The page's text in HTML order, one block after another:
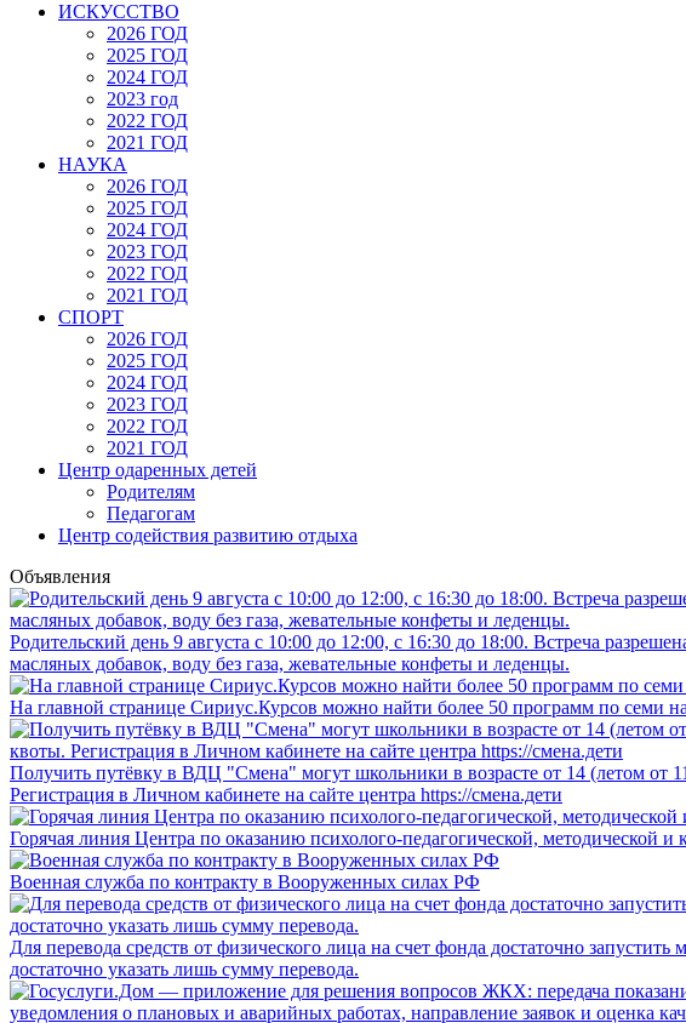
ИСКУССТВО
2026 ГОД
2025 ГОД
2024 ГОД
2023 год
2022 ГОД
2021 ГОД
НАУКА
2026 ГОД
2025 ГОД
2024 ГОД
2023 ГОД
2022 ГОД
2021 ГОД
СПОРТ
2026 ГОД
2025 ГОД
2024 ГОД
2023 ГОД
2022 ГОД
2021 ГОД
Центр одаренных детей
Родителям
Педагогам
Центр содействия развитию отдыха
Объявления
Родительский день 9 августа с 10:00 до 12:00, с 16:30 до 18:00. Встреча
масляных добавок, воду без газа, жевательные конфеты и леденцы.
На главной странице Сириус.Курсов можно найти более 50 программ по семи
Получить путёвку в ВДЦ "Смена" могут школьники в возрасте от 14 (летом от
Регистрация в Личном кабинете на сайте центра https://смена.дети
Горячая линия Центра по оказанию психолого-педагогической, методической
Военная служба по контракту в Вооруженных силах РФ
Для перевода средств от физического лица на счет фонда достаточно
достаточно указать лишь сумму перевода.